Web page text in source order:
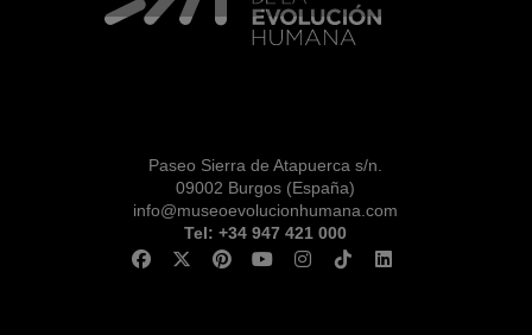
Paseo Sierra de Atapuerca s/n.
09002 Burgos (España)
info@museoevolucionhumana.com
Tel: +34 947 421 000